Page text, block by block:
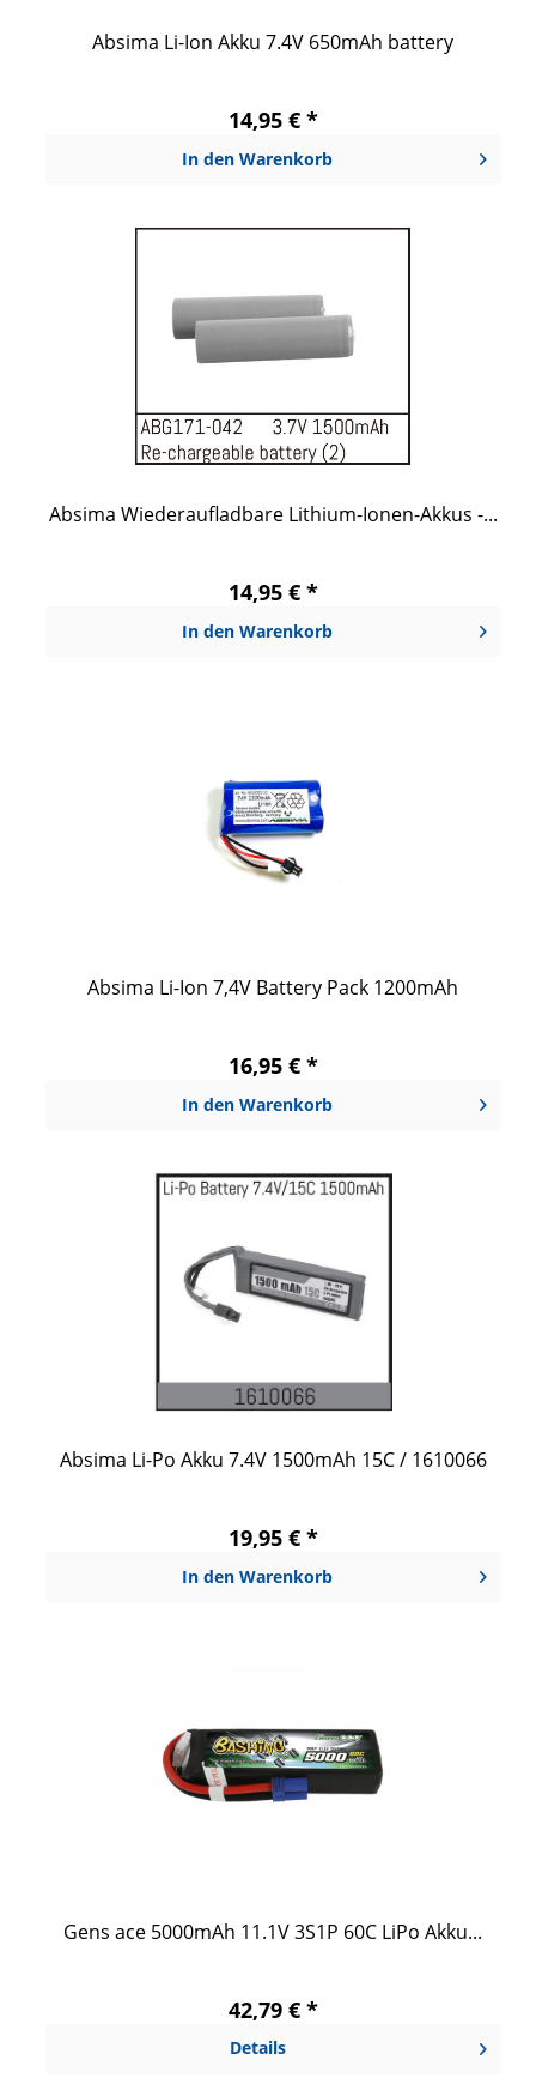
Absima Li-Ion Akku 7.4V 650mAh battery
14,95 € *
In den Warenkorb
Absima Wiederaufladbare Lithium-Ionen-Akkus -...
14,95 € *
In den Warenkorb
Absima Li-Ion 7,4V Battery Pack 1200mAh
16,95 € *
In den Warenkorb
Absima Li-Po Akku 7.4V 1500mAh 15C / 1610066
19,95 € *
In den Warenkorb
Gens ace 5000mAh 11.1V 3S1P 60C LiPo Akku...
42,79 € *
Details